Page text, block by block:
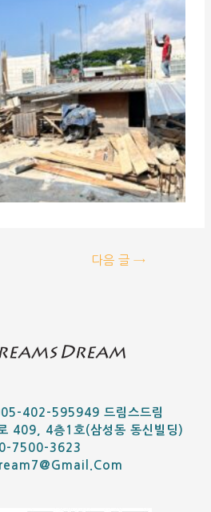
다음 글→
402-595949 드림스드림
409, 4층1호(삼성동 동신빌딩)
7500-3623